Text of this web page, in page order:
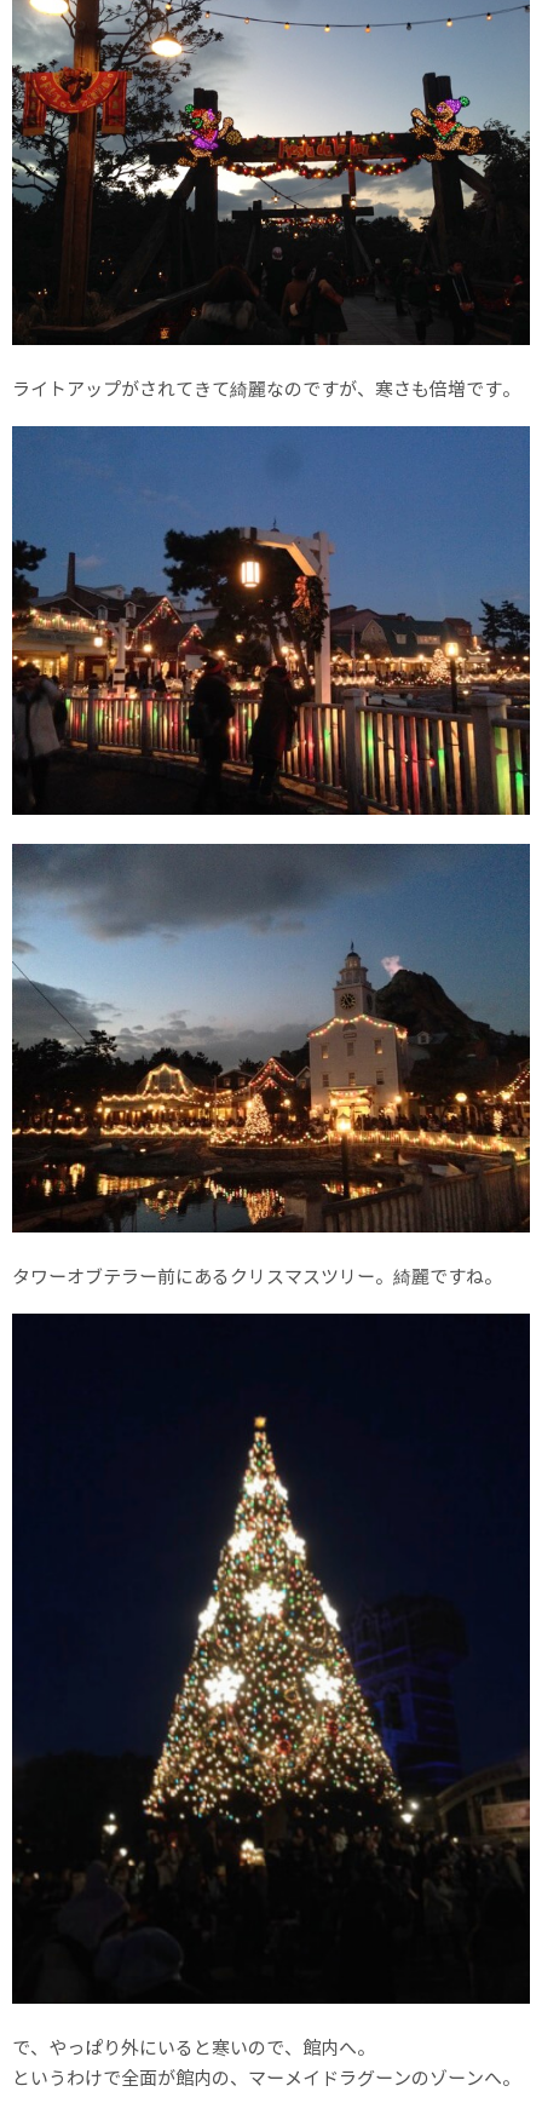
ライトアップがされてきて綺麗なのですが、寒さも倍増です。
タワーオブテラー前にあるクリスマスツリー。綺麗ですね。
で、やっぱり外にいると寒いので、館内へ。
というわけで全面が館内の、マーメイドラグーンのゾーンへ。